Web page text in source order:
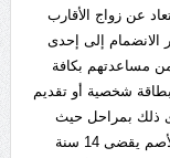
عن زواج الأقارب
الانضمام إلى إحدى
مساعدتهم بكافة
شخصية أو تقديم
ذلك بمراحل حيث
كان يتمنى أن يخترق مجال تعليم الصم ليطوره (الأصم يقضى 14 سنة